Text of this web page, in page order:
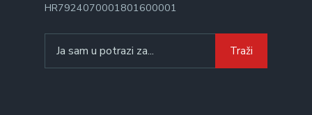
HR7924070001801600001
for:
Traži